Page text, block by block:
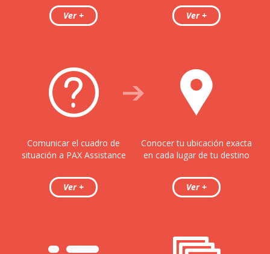
Comunicar el cuadro de
situación a PAX Assistance
Conocer tu ubicación exacta
en cada lugar de tu destino